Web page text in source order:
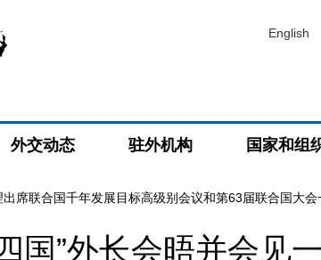
English
外交动态 驻外机构 国家和组
出席联合国千年发展目标高级别会议和第63届联合国大会
国”外长会晤并会见